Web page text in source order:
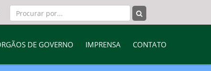
DE GOVERNO IMPRENSA CONTATO